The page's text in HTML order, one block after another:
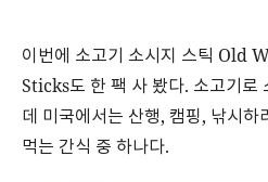
이번에 소고기 소시지 스틱 Old
Sticks도 한 팩 사 봤다. 소고기로
데 미국에서는 산행, 캠핑, 낚시하
먹는 간식 중 하나다.